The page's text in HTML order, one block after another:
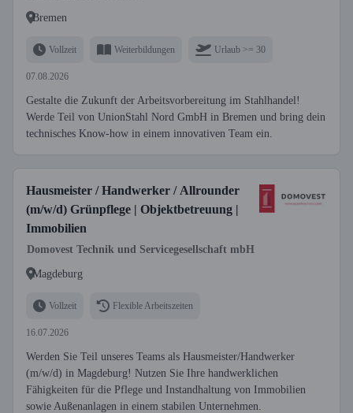
Bremen
Vollzeit Weiterbildungen Urlaub >= 30
07.08.2026
Gestalte die Zukunft der Arbeitsvorbereitung im Stahlhandel!
Werde Teil von UnionStahl Nord GmbH in Bremen und bring dein
technisches Know-how in einem innovativen Team ein.
Hausmeister / Handwerker / Allrounder
(m/w/d) Grünpflege | Objektbetreuung |
Immobilien
Domovest Technik und Servicegesellschaft mbH
Magdeburg
Vollzeit Flexible Arbeitszeiten
16.07.2026
Werden Sie Teil unseres Teams als Hausmeister/Handwerker
(m/w/d) in Magdeburg! Nutzen Sie Ihre handwerklichen
Fähigkeiten für die Pflege und Instandhaltung von Immobilien
sowie Außenanlagen in einem stabilen Unternehmen.